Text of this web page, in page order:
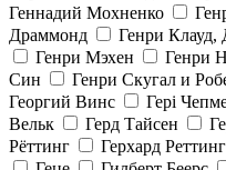
Геннадий Мохненко
Драммонд
Генри Клауд,
Генри Мэхен
Генри
Син
Генри Скугал и
Георгий Винс
Гері
Вельк
Герд Тайсен
Рёттинг
Герхард Реттинг